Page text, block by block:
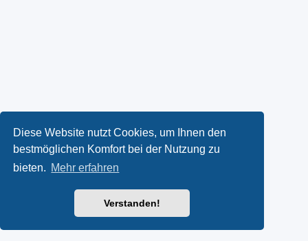
Diese Website nutzt Cookies, um Ihnen den
bestmöglichen Komfort bei der Nutzung zu
bieten. Mehr erfahren
Verstanden!